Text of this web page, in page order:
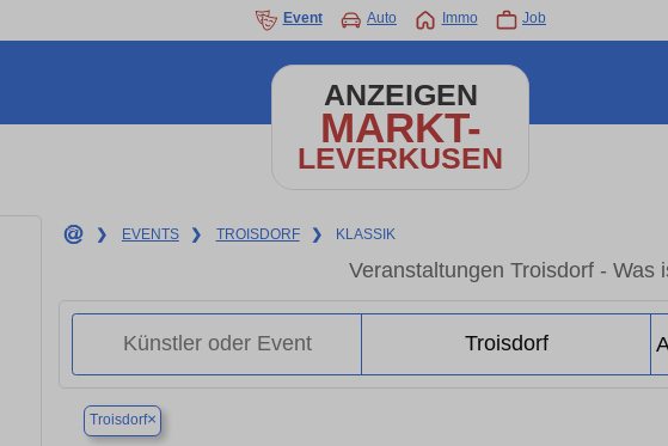
Event Auto Immo Job
ANZEIGEN
MARKT-
LEVERKUSEN
❯ EVENTS ❯ TROISDORF ❯ KLASSIK
Veranstaltungen Troisdorf - Was
Troisdorf×